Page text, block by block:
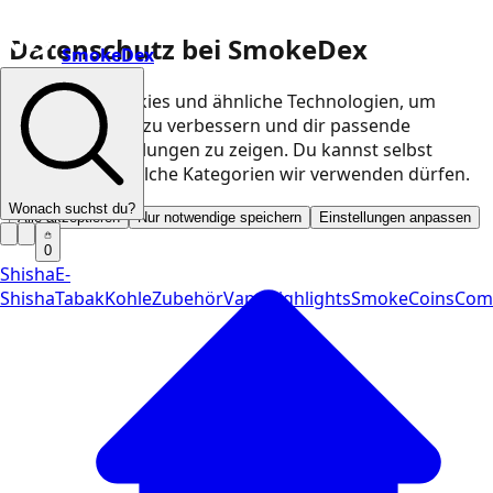
Datenschutz bei SmokeDex
Wir nutzen Cookies und ähnliche Technologien, um
unsere Website zu verbessern und dir passende
Produktempfehlungen zu zeigen. Du kannst selbst
entscheiden, welche Kategorien wir verwenden dürfen.
Alle akzeptieren Nur notwendige speichern Einstellungen anpassen
SmokeDex
Wonach suchst du?
0
ShishaE-
ShishaTabakKohleZubehörVapeHighlightsSmokeCoins